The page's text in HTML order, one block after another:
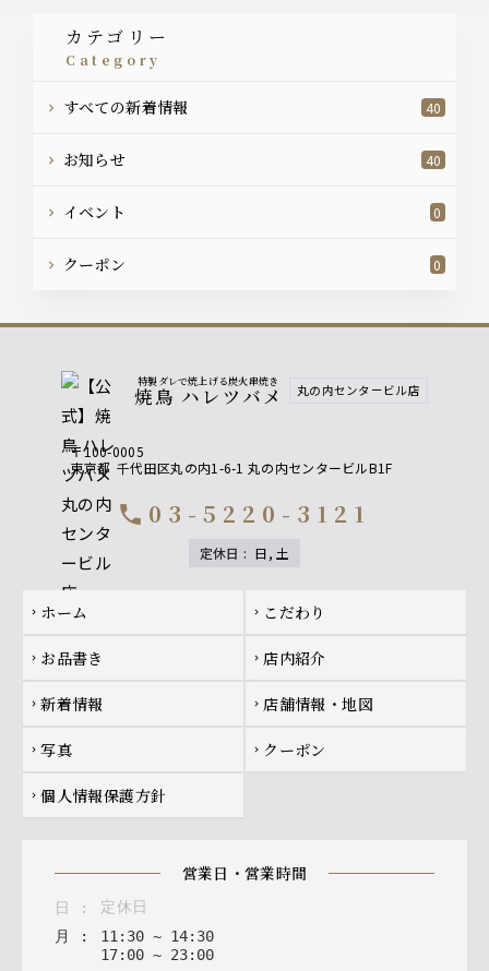
カテゴリー
category
すべての新着情報 40
お知らせ 40
イベント 0
クーポン 0
特製ダレで焼上げる炭火串焼き
焼鳥 ハレツバメ 丸の内センタービル店
〒100-0005
東京都 千代田区丸の内1-6-1 丸の内センタービルB1F
call 03-5220-3121
定休日 : 日, 土
Footer navigation
chevron_right ホーム chevron_right こだわり
chevron_right お品書き chevron_right 店内紹介
chevron_right 新着情報 chevron_right 店舗情報・地図
chevron_right 写真 chevron_right クーポン
chevron_right 個人情報保護方針
営業日・営業時間
日 :
定休日
月
: 11: 30 ~ 14: 30
17: 00 ~ 23: 00